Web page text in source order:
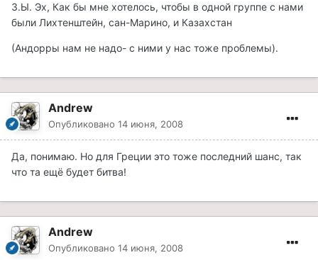
З.Ы. Эх, Как бы мне хотелось, чтобы в одной группе с нами
были Лихтенштейн, сан-Марино, и Казахстан
(Андорры нам не надо- с ними у нас тоже проблемы).
Andrew
Опубликовано 14 июня, 2008
Да, понимаю. Но для Греции это тоже последний шанс, так
что та ещё будет битва!
Andrew
Опубликовано 14 июня, 2008